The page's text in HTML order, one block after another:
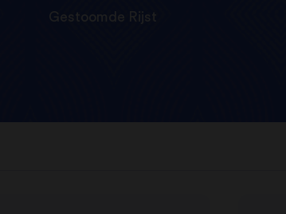
Gestoomde Rijst